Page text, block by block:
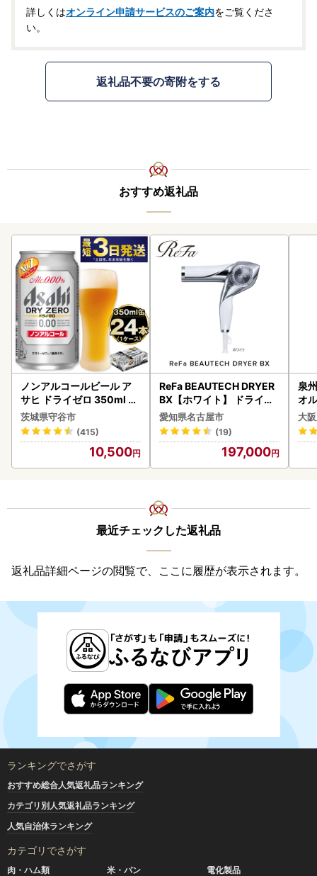
詳しくはオンライン申請サービスのご案内をご覧くださ
い。
返礼品不要の寄附をする
おすすめ返礼品
ノンアルコールビール ア
サヒ ドライゼロ 350ml 24
本 ノンアル ビール asashi
守谷市
茨城県守谷市
(415)
10,500
ReFa BEAUTECH DRYER
BX【ホワイト】 ドライヤ
ー 美容 家電 ドライヤー リ
ファ
愛知県名古屋市
(19)
197,000
泉
オ
大
最近チェックした返礼品
返礼品詳細ページの閲覧で、ここに履歴が表示されます。
ランキングでさがす
おすすめ総合人気返礼品ランキング
カテゴリ別人気返礼品ランキング
人気自治体ランキング
カテゴリでさがす
肉・ハム類 米・パン
電化製品